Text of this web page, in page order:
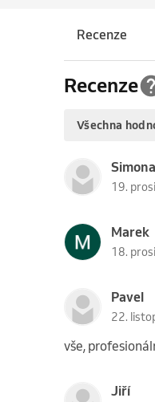
Recenze
Recenze
Všechna
Simona
19.
Marek
18.
Pavel
22.
vše,
Jiří